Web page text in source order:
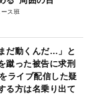
ス班
だ動くんだ…」と
蹴った被告に求刑
ライブ配信した疑
る方は名乗り出て